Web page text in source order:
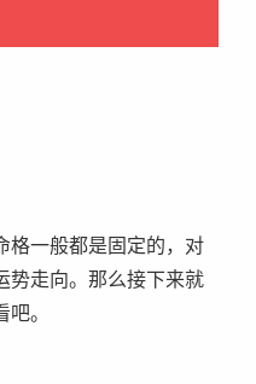
格一般都是固定的，对
势走向。那么接下来就
。